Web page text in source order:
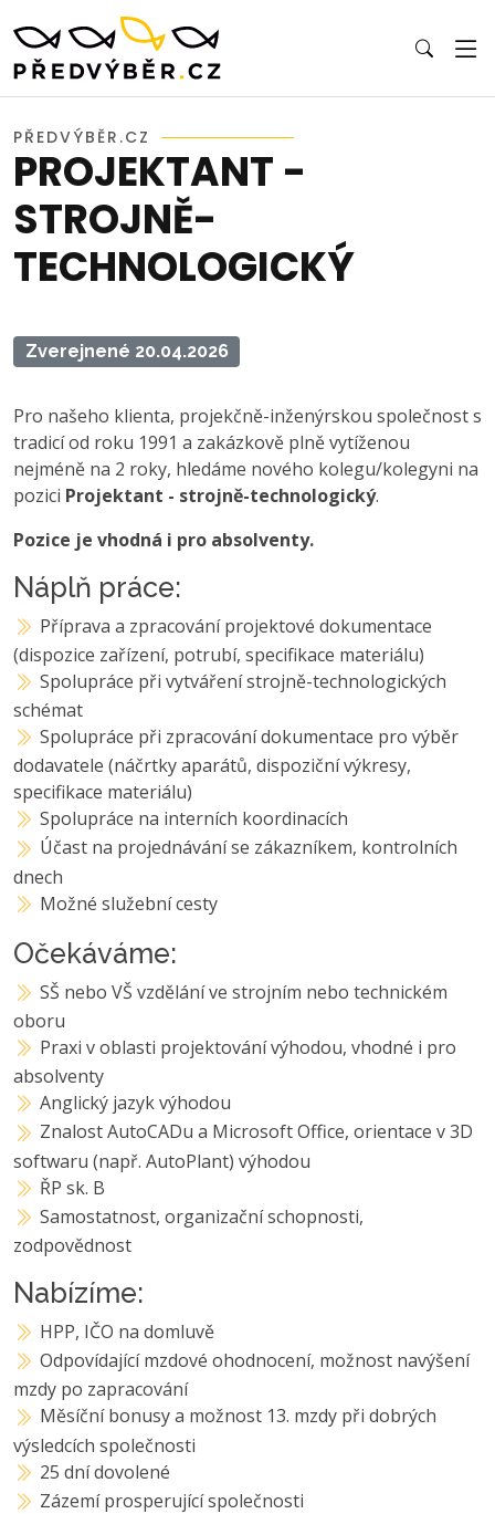
PŘEDVÝBĚR.CZ
PROJEKTANT -
STROJNĚ-
TECHNOLOGICKÝ
Zverejnené 20.04.2026
Pro našeho klienta, projekčně-inženýrskou společnost s
tradicí od roku 1991 a zakázkově plně vytíženou
nejméně na 2 roky, hledáme nového kolegu/kolegyni na
pozici Projektant - strojně-technologický.
Pozice je vhodná i pro absolventy.
Náplň práce:
Příprava a zpracování projektové dokumentace
(dispozice zařízení, potrubí, specifikace materiálu)
Spolupráce při vytváření strojně-technologických
schémat
Spolupráce při zpracování dokumentace pro výběr
dodavatele (náčrtky aparátů, dispoziční výkresy,
specifikace materiálu)
Spolupráce na interních koordinacích
Účast na projednávání se zákazníkem, kontrolních
dnech
Možné služební cesty
Očekáváme:
SŠ nebo VŠ vzdělání ve strojním nebo technickém
oboru
Praxi v oblasti projektování výhodou, vhodné i pro
absolventy
Anglický jazyk výhodou
Znalost AutoCADu a Microsoft Office, orientace v 3D
softwaru (např. AutoPlant) výhodou
ŘP sk. B
Samostatnost, organizační schopnosti,
zodpovědnost
Nabízíme:
HPP, IČO na domluvě
Odpovídající mzdové ohodnocení, možnost navýšení
mzdy po zapracování
Měsíční bonusy a možnost 13. mzdy při dobrých
výsledcích společnosti
25 dní dovolené
Zázemí prosperující společnosti